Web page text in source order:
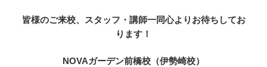
皆様のご来校、スタッフ・講師一同心よりお待ちしてお
ります！
NOVAガーデン前橋校（伊勢崎校）